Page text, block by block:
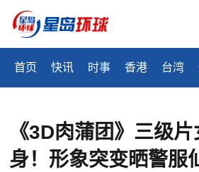
首页 快讯 时事 香港 台湾
《3D肉蒲团》三级
身！形象突变晒警服